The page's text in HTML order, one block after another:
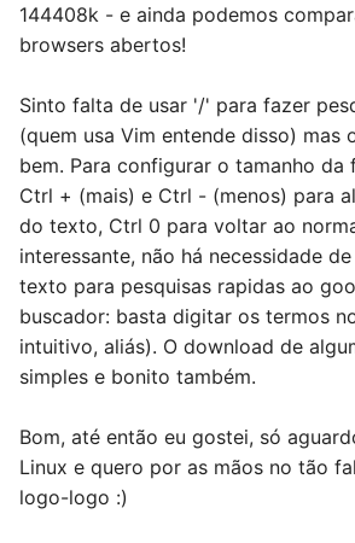
144408k - e ainda podemos
browsers abertos!
Sinto falta de usar '/' para fazer
(quem usa Vim entende disso) mas
bem. Para configurar o tamanho da
Ctrl + (mais) e Ctrl - (menos) para
do texto, Ctrl 0 para voltar ao
interessante, não há necessidade
texto para pesquisas rapidas ao
buscador: basta digitar os termos
intuitivo, aliás). O download de
simples e bonito também.
Bom, até então eu gostei, só
Linux e quero por as mãos no tão
logo-logo :)